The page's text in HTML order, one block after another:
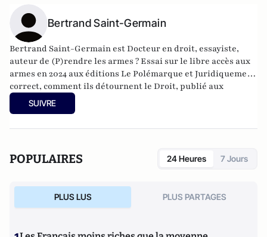
Bertrand Saint-Germain
Bertrand Saint-Germain est Docteur en droit, essayiste,
auteur de (P)rendre les armes ? Essai sur le libre accès aux
armes en 2024 aux éditions Le Polémarque etJuridiquement
correct, comment ils détournent le Droit, publié aux
éditions La Nouvelle Librairie (2023) ainsi que
République des juges contre la Nation: Et comment en
SUIVRE
POPULAIRES 24 Heures 7 Jours
PLUS LUS PLUS PARTAGES